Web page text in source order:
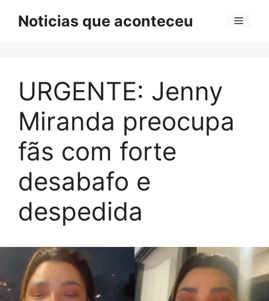
Noticias que aconteceu Menu
URGENTE: Jenny
Miranda preocupa
fãs com forte
desabafo e
despedida